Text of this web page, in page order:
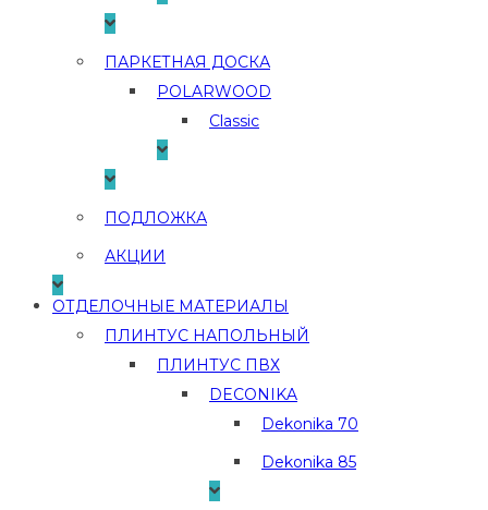
ПАРКЕТНАЯ ДОСКА
POLARWOOD
Classic
ПОДЛОЖКА
АКЦИИ
ОТДЕЛОЧНЫЕ МАТЕРИАЛЫ
ПЛИНТУС НАПОЛЬНЫЙ
ПЛИНТУС ПВХ
DECONIKA
Dekonika 70
Dekonika 85